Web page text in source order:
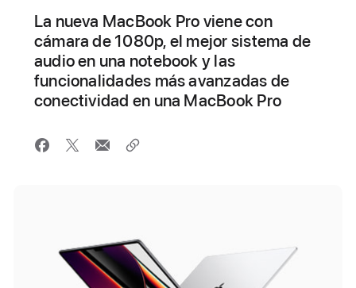
La nueva MacBook Pro viene con
cámara de 1080p, el mejor sistema de
audio en una notebook y las
funcionalidades más avanzadas de
conectividad en una MacBook Pro